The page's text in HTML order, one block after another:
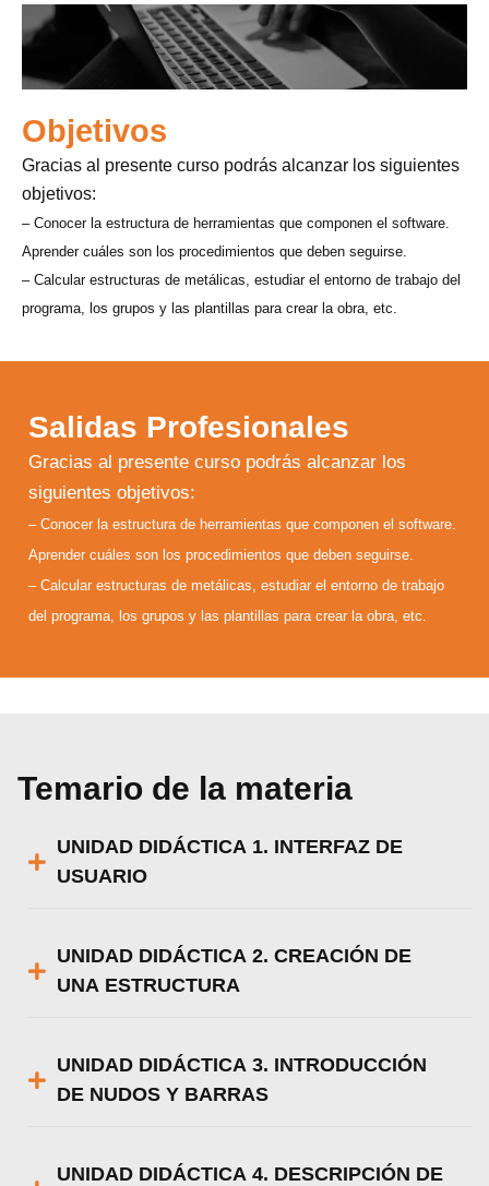
Objetivos
Gracias al presente curso podrás alcanzar los siguientes
objetivos:
– Conocer la estructura de herramientas que componen el software.
Aprender cuáles son los procedimientos que deben seguirse.
– Calcular estructuras de metálicas, estudiar el entorno de trabajo del
programa, los grupos y las plantillas para crear la obra, etc.
Salidas Profesionales
Gracias al presente curso podrás alcanzar los
siguientes objetivos:
– Conocer la estructura de herramientas que componen el software.
Aprender cuáles son los procedimientos que deben seguirse.
– Calcular estructuras de metálicas, estudiar el entorno de trabajo
del programa, los grupos y las plantillas para crear la obra, etc.
Temario de la materia
UNIDAD DIDÁCTICA 1. INTERFAZ DE
USUARIO
UNIDAD DIDÁCTICA 2. CREACIÓN DE
UNA ESTRUCTURA
UNIDAD DIDÁCTICA 3. INTRODUCCIÓN
DE NUDOS Y BARRAS
UNIDAD DIDÁCTICA 4. DESCRIPCIÓN DE